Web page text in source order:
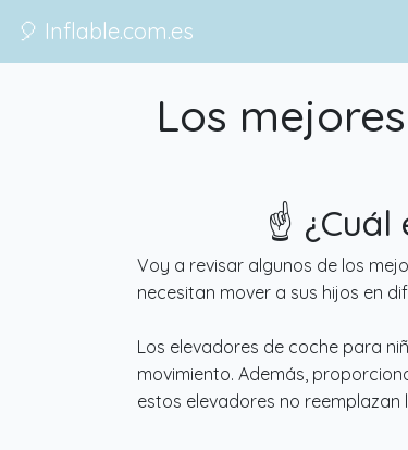
🎈 Inflable.com.es
Los
☝️ ¿Cuál
Voy a revisar algunos de los
necesitan mover a sus hijos en
Los elevadores de coche para
movimiento. Además,
estos elevadores no